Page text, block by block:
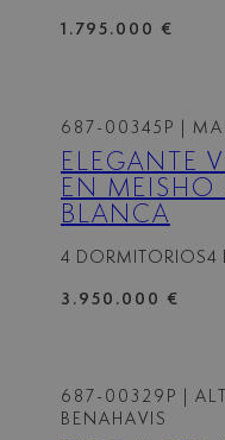
1.795.000 €
687-00345P |
ELEGANTE
EN MEISHO
BLANCA
4 DORMITORIOS4
3.950.000 €
687-00329P
|
BENAHAVIS